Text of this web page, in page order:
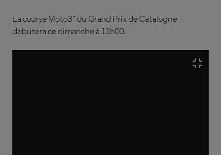
La course Moto3™ du Grand Prix de Catalogne
débutera ce dimanche à 11h00.